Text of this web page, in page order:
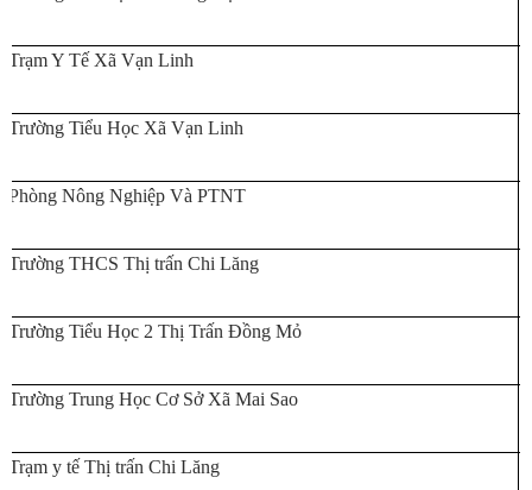
Trạm Y Tế Xã Vạn Linh
Trường Tiểu Học Xã Vạn Linh
Phòng Nông Nghiệp Và PTNT
Trường THCS Thị trấn Chi Lăng
Trường Tiểu Học 2 Thị Trấn Đồng Mỏ
Trường Trung Học Cơ Sở Xã Mai Sao
Trạm y tế Thị trấn Chi Lăng